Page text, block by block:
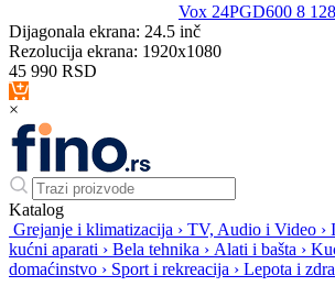
Vox 24PGD600 8
Dijagonala ekrana: 24.5 inč
Rezolucija ekrana: 1920x1080
45 990 RSD
×
Katalog
Grejanje i klimatizacija › TV, Audio i Video ›
kućni aparati › Bela tehnika › Alati i bašta ›
domaćinstvo › Sport i rekreacija › Lepota i